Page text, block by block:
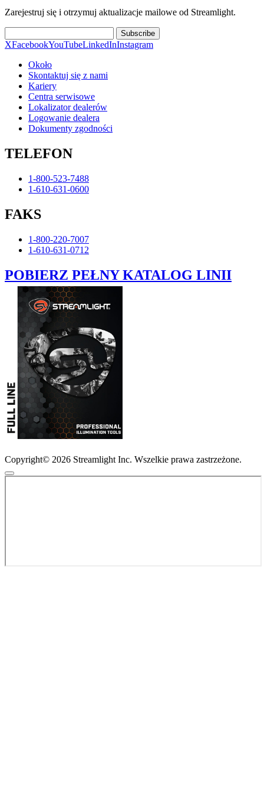
Zarejestruj się i otrzymuj aktualizacje mailowe od Streamlight.
Subscribe
XFacebookYouTubeLinkedInInstagram
Około
Skontaktuj się z nami
Kariery
Centra serwisowe
Lokalizator dealerów
Logowanie dealera
Dokumenty zgodności
TELEFON
1-800-523-7488
1-610-631-0600
FAKS
1-800-220-7007
1-610-631-0712
POBIERZ PEŁNY KATALOG LINII
Copyright© 2026 Streamlight Inc. Wszelkie prawa zastrzeżone.